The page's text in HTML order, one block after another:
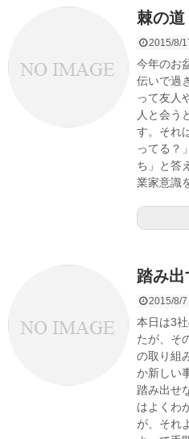
棘の道
2015/8/
今年のお
伝いで過
って友人
人と会う
す。それ
ってる？
ち」と答
業家意識
踏み出
2015/8/7
本日は3
たが、そ
の取り組
か新しい
踏み出せ
はよくわ
が、それ